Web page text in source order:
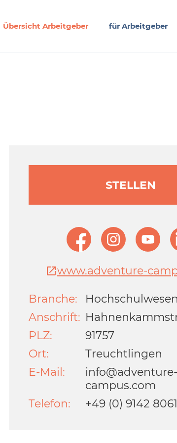
Übersicht Arbeitgeber für Arbeitgeber
STELLEN
www.adventure-
Branche:
Hochschulwesen
Anschrift:
PLZ:
91757
Ort:
Treuchtlingen
E-Mail:
info@adventure-
campus.com
Telefon:
+49 (0) 9142